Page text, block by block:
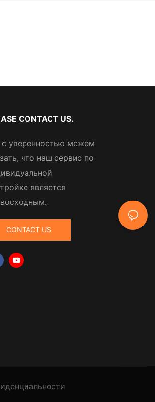
CONTACT US.
уверенностью можем
что наш сервис по
является
CONTACT US